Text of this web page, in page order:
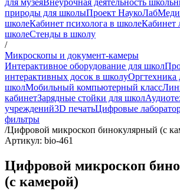
природы для школыПроект НаукоЛаб
школеКабинет психолога в школеКабинет
школеСтенды в школу
/
Микроскопы и документ-камеры
Интерактивное оборудование для школ
интерактивных досок в школуОргтехника
школМобильный компьютерный класс
кабинетЗарядные стойки для школ
учреждений3D печатьЦифровые
фильтры
/Цифровой микроскоп бинокулярный (с
Артикул: bio-461
Цифровой микроскоп
(с камерой)